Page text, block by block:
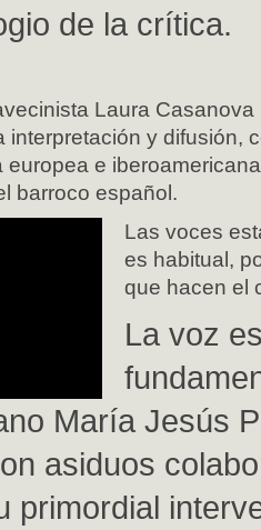
de la crítica.
Laura
interpretación y difusión,
europea e
barroco español.
Las voces
es habitual,
que hacen el
La voz
María Jesús
asiduos
primordial